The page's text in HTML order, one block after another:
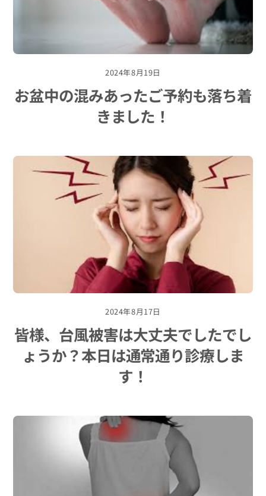
2024年8月19日
お盆中の混みあったご予約も落ち着
きました！
2024年8月17日
皆様、台風被害は大丈夫でしたでし
ょうか？本日は通常通り診療しま
す！